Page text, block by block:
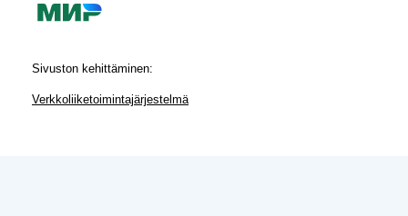
Sivuston kehittäminen:
Verkkoliiketoimintajärjestelmä